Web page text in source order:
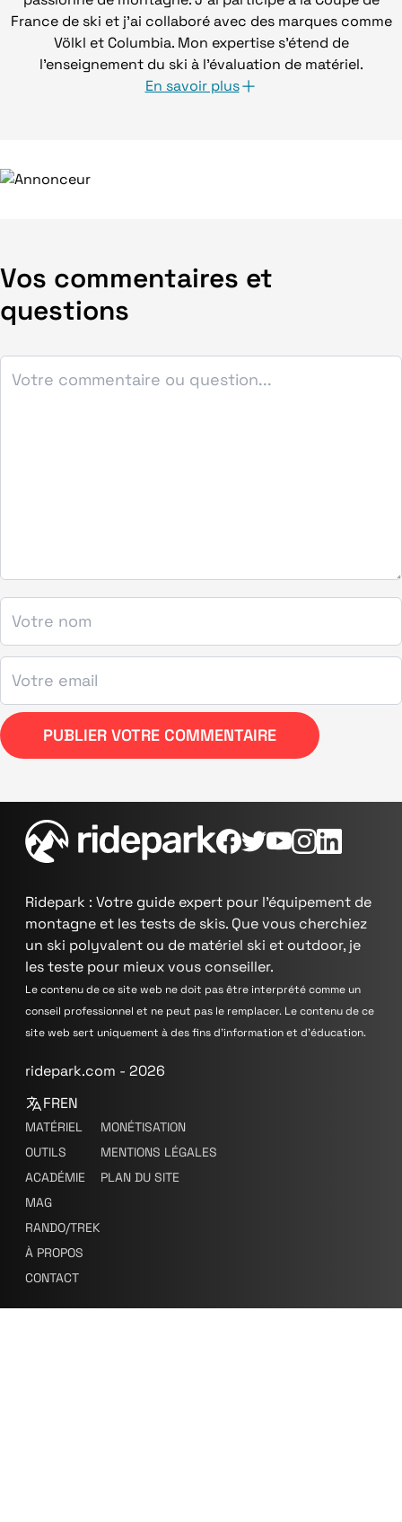
France de ski et j'ai collaboré avec des marques comme
Völkl et Columbia. Mon expertise s'étend de
l'enseignement du ski à l'évaluation de matériel.
En savoir plus
Vos commentaires et
questions
PUBLIER VOTRE COMMENTAIRE
Ridepark : Votre guide expert pour l'équipement de
montagne et les tests de skis. Que vous cherchiez
un ski polyvalent ou de matériel ski et outdoor, je
les teste pour mieux vous conseiller.
Le contenu de ce site web ne doit pas être interprété comme un
conseil professionnel et ne peut pas le remplacer. Le contenu de ce
site web sert uniquement à des fins d'information et d'éducation.
ridepark.com - 2026
FREN
MATÉRIEL
OUTILS
ACADÉMIE
MAG
RANDO/TREK
À PROPOS
CONTACT
MONÉTISATION
MENTIONS LÉGALES
PLAN DU SITE